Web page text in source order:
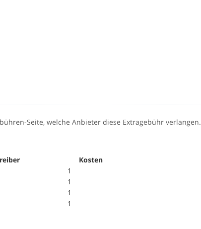
Seite, welche Anbieter diese Extragebühr verlangen.
Kosten
1
1
1
1